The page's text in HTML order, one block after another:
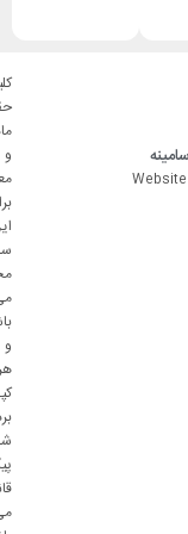
سامینه
و
و